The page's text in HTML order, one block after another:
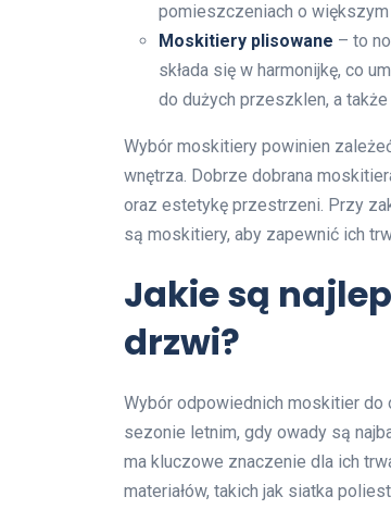
pomieszczeniach o większym
Moskitiery plisowane – to
składa się w harmonijkę, co
do dużych przeszklen, a
Wybór moskitiery powinien
wnętrza. Dobrze dobrana
oraz estetykę przestrzeni. Przy
są moskitiery, aby zapewnić ich
Jakie są
drzwi?
Wybór odpowiednich moskitier
sezonie letnim, gdy owady są
ma kluczowe znaczenie dla ich
materiałów, takich jak siatka